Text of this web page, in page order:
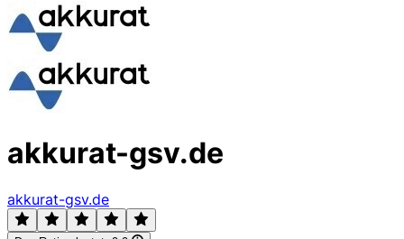
akkurat-gsv.de
akkurat-gsv.de